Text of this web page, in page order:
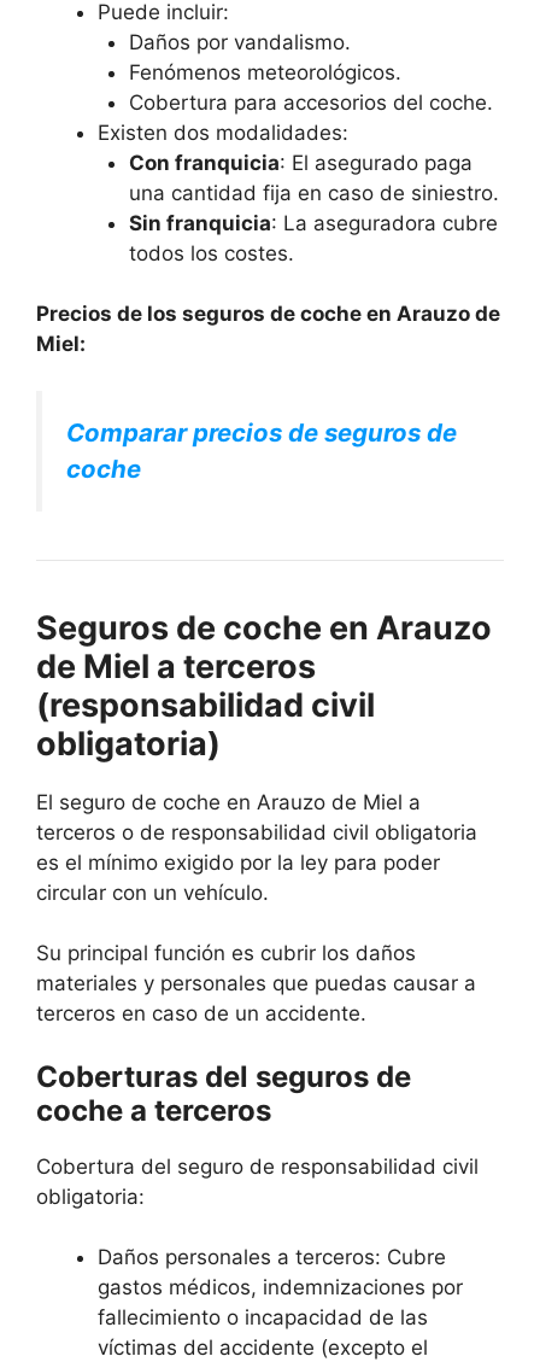
Puede incluir:
Daños por vandalismo.
Fenómenos meteorológicos.
Cobertura para accesorios del coche.
Existen dos modalidades:
Con franquicia: El asegurado paga
una cantidad fija en caso de siniestro.
Sin franquicia: La aseguradora cubre
todos los costes.
Precios de los seguros de coche en Arauzo de
Miel:
Comparar precios de seguros de
coche
Seguros de coche en Arauzo
de Miel a terceros
(responsabilidad civil
obligatoria)
El seguro de coche en Arauzo de Miel a
terceros o de responsabilidad civil obligatoria
es el mínimo exigido por la ley para poder
circular con un vehículo.
Su principal función es cubrir los daños
materiales y personales que puedas causar a
terceros en caso de un accidente.
Coberturas del seguros de
coche a terceros
Cobertura del seguro de responsabilidad civil
obligatoria:
Daños personales a terceros: Cubre
gastos médicos, indemnizaciones por
fallecimiento o incapacidad de las
víctimas del accidente (excepto el